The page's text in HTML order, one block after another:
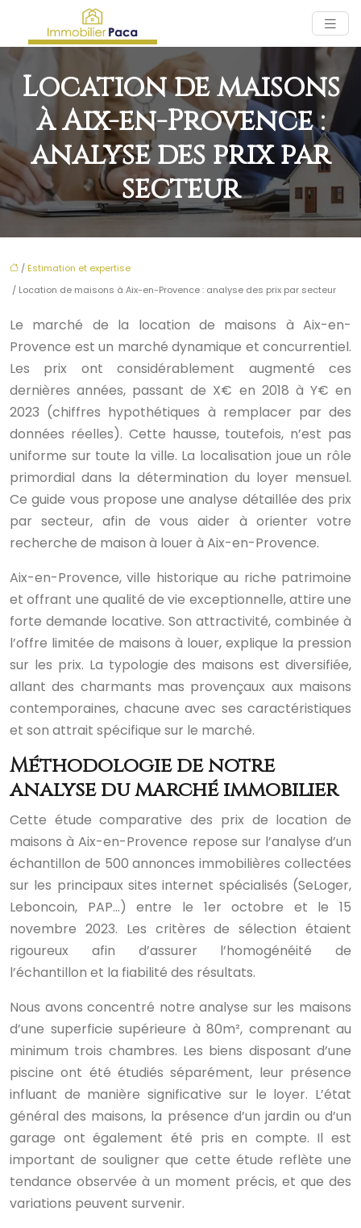
Location de maisons
à Aix-en-Provence :
analyse des prix par
secteur
/ Estimation et expertise
/ Location de maisons à Aix-en-Provence : analyse des prix par secteur
Le marché de la location de maisons à Aix-en-
Provence est un marché dynamique et concurrentiel.
Les prix ont considérablement augmenté ces
dernières années, passant de X€ en 2018 à Y€ en
2023 (chiffres hypothétiques à remplacer par des
données réelles). Cette hausse, toutefois, n’est pas
uniforme sur toute la ville. La localisation joue un rôle
primordial dans la détermination du loyer mensuel.
Ce guide vous propose une analyse détaillée des prix
par secteur, afin de vous aider à orienter votre
recherche de maison à louer à Aix-en-Provence.
Aix-en-Provence, ville historique au riche patrimoine
et offrant une qualité de vie exceptionnelle, attire une
forte demande locative. Son attractivité, combinée à
l’offre limitée de maisons à louer, explique la pression
sur les prix. La typologie des maisons est diversifiée,
allant des charmants mas provençaux aux maisons
contemporaines, chacune avec ses caractéristiques
et son attrait spécifique sur le marché.
Méthodologie de notre
analyse du marché immobilier
Cette étude comparative des prix de location de
maisons à Aix-en-Provence repose sur l’analyse d’un
échantillon de 500 annonces immobilières collectées
sur les principaux sites internet spécialisés (SeLoger,
Leboncoin, PAP…) entre le 1er octobre et le 15
novembre 2023. Les critères de sélection étaient
rigoureux afin d’assurer l’homogénéité de
l’échantillon et la fiabilité des résultats.
Nous avons concentré notre analyse sur les maisons
d’une superficie supérieure à 80m², comprenant au
minimum trois chambres. Les biens disposant d’une
piscine ont été étudiés séparément, leur présence
influant de manière significative sur le loyer. L’état
général des maisons, la présence d’un jardin ou d’un
garage ont également été pris en compte. Il est
important de souligner que cette étude reflète une
tendance observée à un moment précis, et que des
variations peuvent survenir.